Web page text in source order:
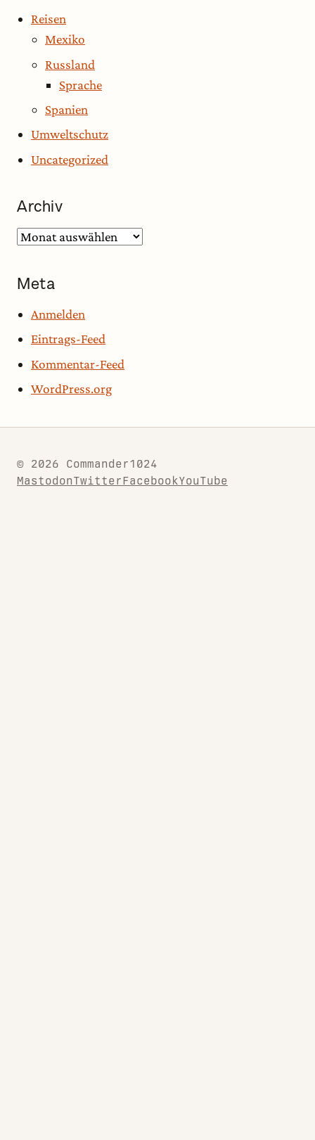
Reisen
Mexiko
Russland
Sprache
Spanien
Umweltschutz
Uncategorized
Archiv
Archiv
Meta
Anmelden
Eintrags-Feed
Kommentar-Feed
WordPress.org
© 2026 Commander1024
MastodonTwitterFacebookYouTube